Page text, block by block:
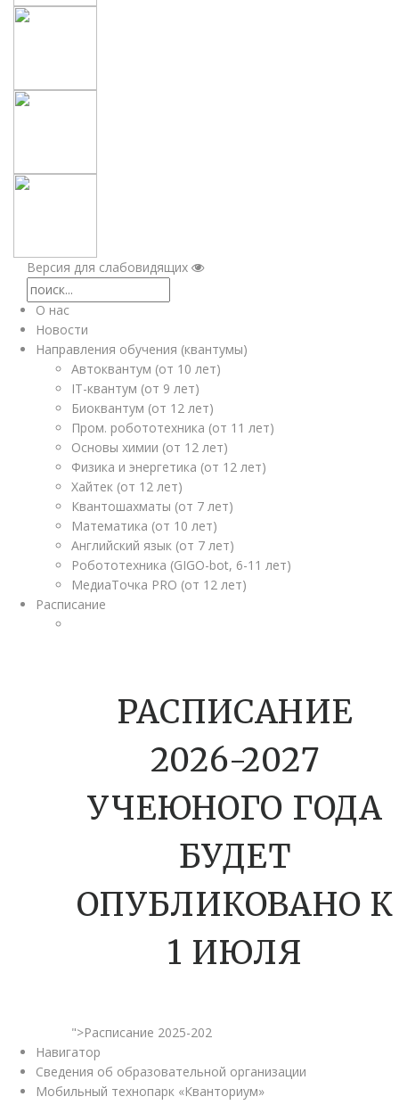
Версия для слабовидящих
О нас
Новости
Направления обучения (квантумы)
Автоквантум (от 10 лет)
IT-квантум (от 9 лет)
Биоквантум (от 12 лет)
Пром. робототехника (от 11 лет)
Основы химии (от 12 лет)
Физика и энергетика (от 12 лет)
Хайтек (от 12 лет)
Квантошахматы (от 7 лет)
Математика (от 10 лет)
Английский язык (от 7 лет)
Робототехника (GIGO-bot, 6-11 лет)
МедиаТочка PRO (от 12 лет)
Расписание
РАСПИСАНИЕ
2026-2027
УЧЕЮНОГО ГОДА
БУДЕТ
ОПУБЛИКОВАНО К
1 ИЮЛЯ
">Расписание 2025-202
Навигатор
Сведения об образовательной организации
Мобильный технопарк «Кванториум»